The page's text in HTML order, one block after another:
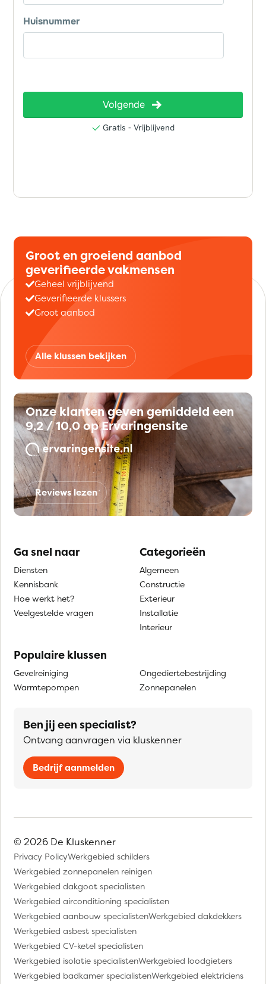
Groot en groeiend aanbod
geverifieerde vakmensen
Geheel vrijblijvend
Geverifieerde klussers
Groot aanbod
Alle klussen bekijken
Onze klanten geven gemiddeld een
9,2 / 10,0 op Ervaringensite
Reviews lezen
Ga snel naar
Diensten
Kennisbank
Hoe werkt het?
Veelgestelde vragen
Categorieën
Algemeen
Constructie
Exterieur
Installatie
Interieur
Populaire klussen
Gevelreiniging
Warmtepompen
Ongediertebestrijding
Zonnepanelen
Ben jij een specialist?
Ontvang aanvragen via kluskenner
Bedrijf aanmelden
© 2026 De Kluskenner
Privacy PolicyWerkgebied schilders
Werkgebied zonnepanelen reinigen
Werkgebied dakgoot specialisten
Werkgebied airconditioning specialisten
Werkgebied aanbouw specialistenWerkgebied dakdekkers
Werkgebied asbest specialisten
Werkgebied CV-ketel specialisten
Werkgebied isolatie specialistenWerkgebied loodgieters
Werkgebied badkamer specialistenWerkgebied elektriciens